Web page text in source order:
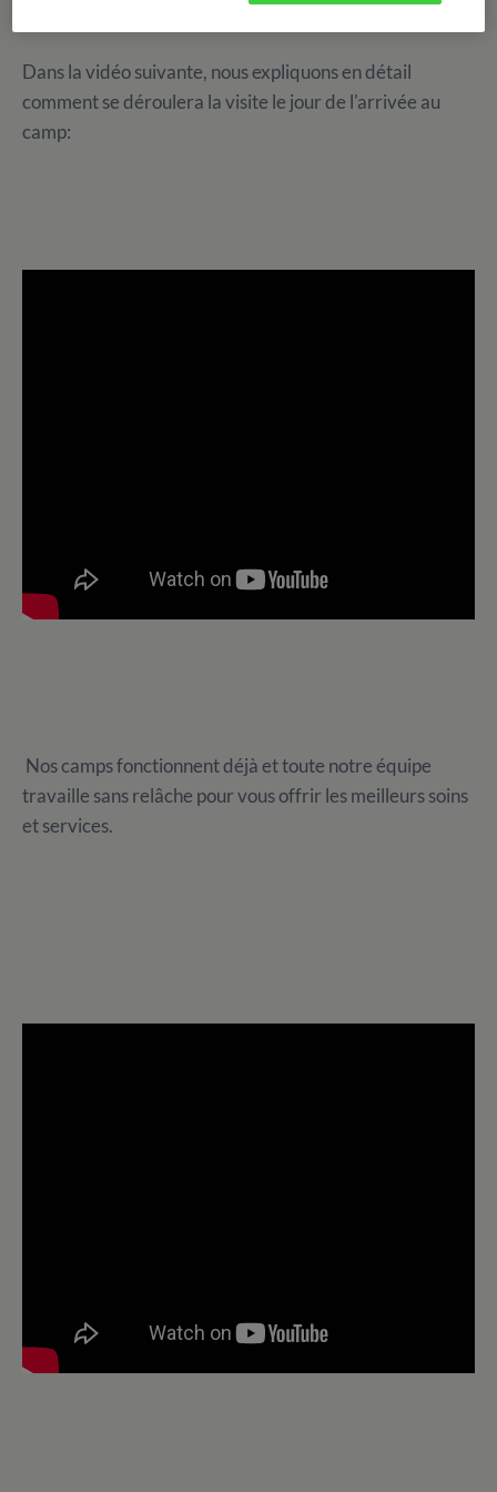
Dans la vidéo suivante, nous expliquons en détail
comment se déroulera la visite le jour de l'arrivée au
camp:
Nos camps fonctionnent déjà et toute notre équipe
travaille sans relâche pour vous offrir les meilleurs soins
et services.